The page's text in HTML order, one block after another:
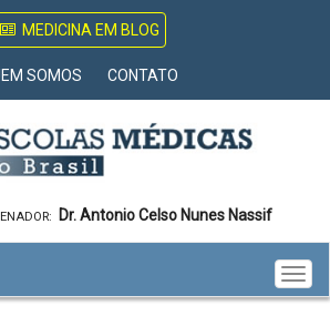
MEDICINA EM BLOG
SOMOS CONTATO
Dr. Antonio Celso Nunes Nassif